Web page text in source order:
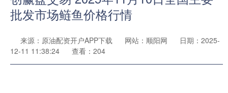
批发市场鲢鱼价格行情
来源：原油配资开户APP下载 网站：顺阳网
日期：2025-
12-11 11:38:24
查看：204